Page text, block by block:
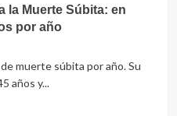
la Muerte Súbita: en
por año
muerte súbita por año. Su
años y...